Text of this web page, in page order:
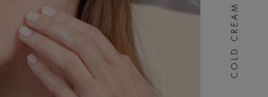
COLD CREAM